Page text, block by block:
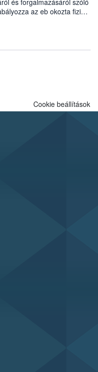
az eb okozta fizikai
felmerülő
eb tartását és annak
jártas szakértőt.
Cookie beállítások